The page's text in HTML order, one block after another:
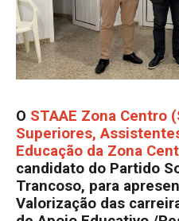
O STAAE Zona Centro
Superiores,
Educação da Zona
candidato do Partido
Trancoso, para
Valorização das